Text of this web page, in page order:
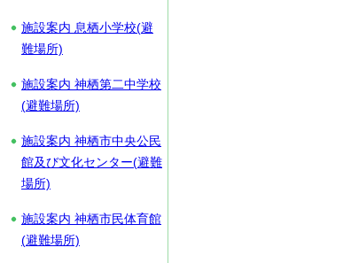
施設案内 息栖小学校(避
難場所)
施設案内 神栖第二中学校
(避難場所)
施設案内 神栖市中央公民
館及び文化センター(避難
場所)
施設案内 神栖市民体育館
(避難場所)